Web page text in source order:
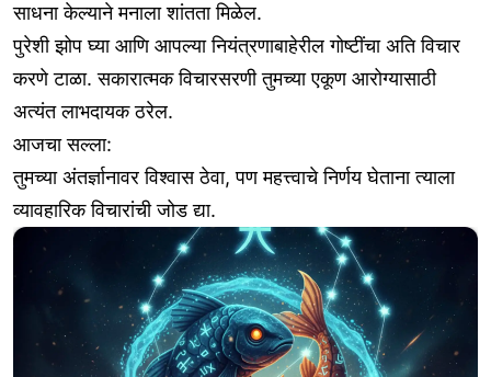
साधना केल्याने मनाला शांतता मिळेल.
पुरेशी झोप घ्या आणि आपल्या नियंत्रणाबाहेरील गोष्टींचा अति विचार
करणे टाळा. सकारात्मक विचारसरणी तुमच्या एकूण आरोग्यासाठी
अत्यंत लाभदायक ठरेल.
आजचा सल्ला:
तुमच्या अंतर्ज्ञानावर विश्वास ठेवा, पण महत्त्वाचे निर्णय घेताना त्याला
व्यावहारिक विचारांची जोड द्या.